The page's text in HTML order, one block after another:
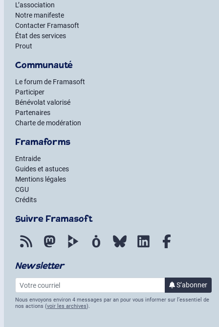
L’association
Notre manifeste
Contacter Framasoft
État des services
Prout
Communauté
Le forum de Framasoft
Participer
Bénévolat valorisé
Partenaires
Charte de modération
Framaforms
Entraide
Guides et astuces
Mentions légales
CGU
Crédits
Suivre Framasoft
Flux RSS MastodonPeerTube Mobilizon Bluesky LinkedIn
Newsletter
Votre courriel
S’abonner
à la lettre
Nous envoyons environ 4 messages par an pour vous informer sur l’essentiel de
nos actions (voir les archives).